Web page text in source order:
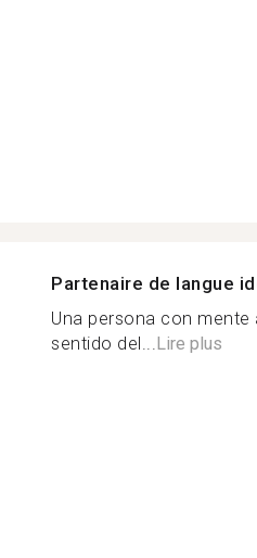
Partenaire de langue
Una persona con mente
sentido del...Lire plus